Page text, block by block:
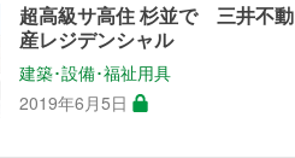
超高級サ高住 杉並で 三井不動
産レジデンシャル
建築･設備･福祉用具
2019年6月5日